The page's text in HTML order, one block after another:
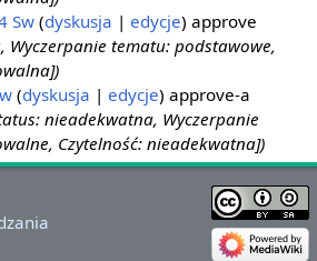
Sw dyskusja edycje approve
Wyczerpanie tematu: podstawowe,
dyskusja edycje approve-a
nieadekwatna, Wyczerpanie
Czytelność: nieadekwatna])